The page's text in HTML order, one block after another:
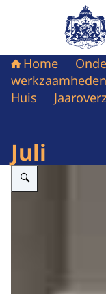
Naar
Home
werkzaamheden
Huis
Juli
Vergroot afbeelding